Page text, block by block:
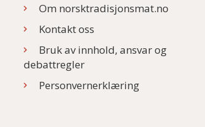
Om norsktradisjonsmat.no
Kontakt oss
Bruk av innhold, ansvar og
debattregler
Personvernerklæring